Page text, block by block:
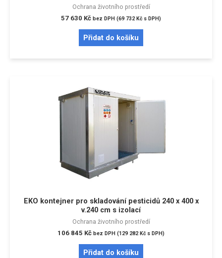
Ochrana životního prostředí
57 630 Kč bez DPH (69 732Kč s DPH)
Přidat do košíku
EKO kontejner pro skladování pesticidů 240 x 400 x
v.240 cm s izolací
Ochrana životního prostředí
106 845 Kč bez DPH (129 282 Kč s DPH)
Přidat do košíku